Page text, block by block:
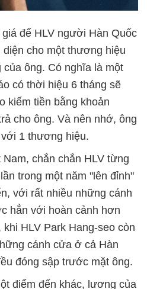
để HLV người Hàn Quốc
cho một thương hiệu
ông. Có nghĩa là một
có thời hiệu 6 tháng sẽ
kiếm tiền bằng khoản
cho ông. Và nên nhớ, ông
1 thương hiệu.
chắn chắn HLV từng
trong một năm "lên đỉnh"
với rất nhiều những cánh
hẳn với hoàn cảnh hơn
HLV Park Hang-seo còn
cánh cửa ở cả Hàn
đóng sập trước mặt ông.
điểm đến khác, lương của